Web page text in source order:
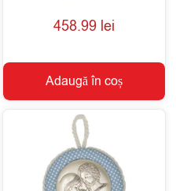
458.99 lei
Adaugă în coș